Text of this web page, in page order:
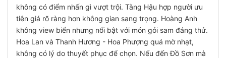
không có điểm nhấn gì vượt trội. Tằng Hậu hợp người ưu
tiên giá rõ ràng hơn không gian sang trọng. Hoàng Anh
không view biển nhưng nổi bật với món gỏi sam đáng thử.
Hoa Lan và Thanh Hương - Hoa Phượng quá mờ nhạt,
không có lý do thuyết phục để chọn. Nếu đến Đồ Sơn mà